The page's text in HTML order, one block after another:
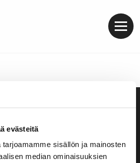
evästeitä
sisällön ja mainosten
median ominaisuuksien